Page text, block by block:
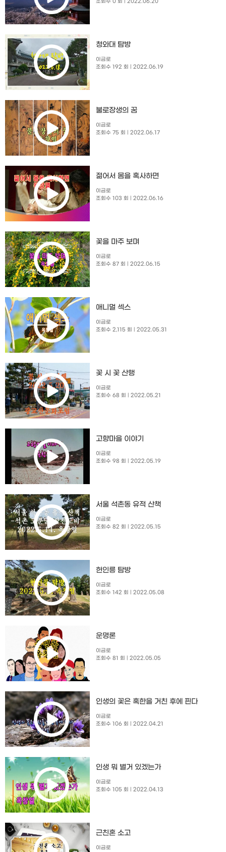
조회수 0 회
| 2022.06.20
청와대 탐방
이금로
조회수 192 회
| 2022.06.19
불로장생의 꿈
이금로
조회수 75 회
| 2022.06.17
젊어서 몸을 혹사하면
이금로
조회수 103 회
| 2022.06.16
꽃을 마주 보며
이금로
조회수 87 회
| 2022.06.15
애니멀 섹스
이금로
조회수 2,115 회
| 2022.05.31
꽃 시 꽃 산행
이금로
조회수 68 회
| 2022.05.21
고향마을 이야기
이금로
조회수 98 회
| 2022.05.19
서울 석촌동 유적 산책
이금로
조회수 82 회
| 2022.05.15
헌인릉 탐방
이금로
조회수 142 회
| 2022.05.08
운명론
이금로
조회수 81 회
| 2022.05.05
인생의 꽃은 혹한을 거친 후에 핀다
이금로
조회수 106 회
| 2022.04.21
인생 뭐 별거 있겠는가
이금로
조회수 105 회
| 2022.04.13
근친혼 소고
이금로